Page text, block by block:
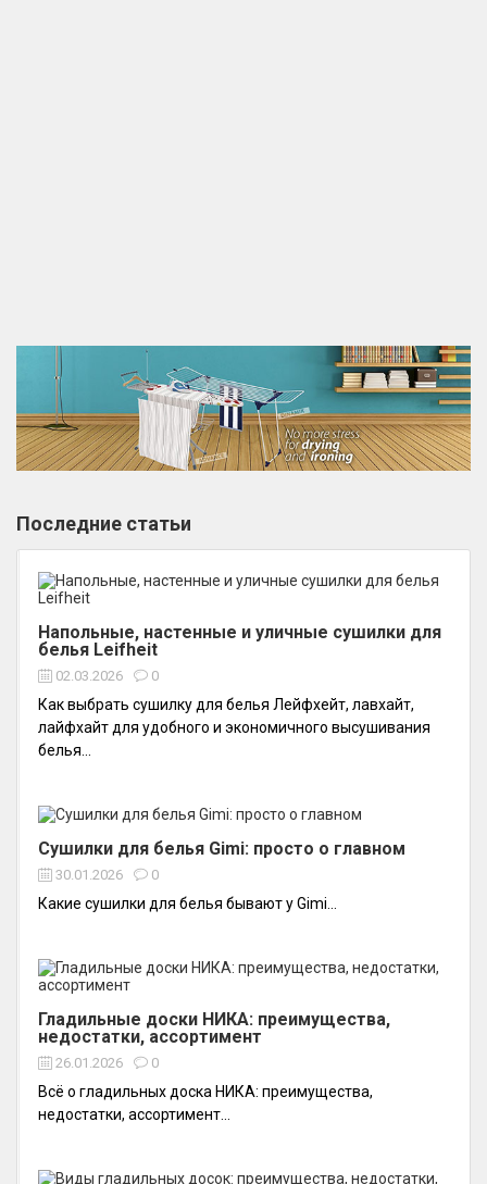
Последние статьи
Напольные, настенные и уличные сушилки для
белья Leifheit
02.03.2026 0
Как выбрать сушилку для белья Лейфхейт, лавхайт,
лайфхайт для удобного и экономичного высушивания
белья...
Сушилки для белья Gimi: просто о главном
30.01.2026 0
Какие сушилки для белья бывают у Gimi...
Гладильные доски НИКА: преимущества,
недостатки, ассортимент
26.01.2026 0
Всё о гладильных доска НИКА: преимущества,
недостатки, ассортимент...